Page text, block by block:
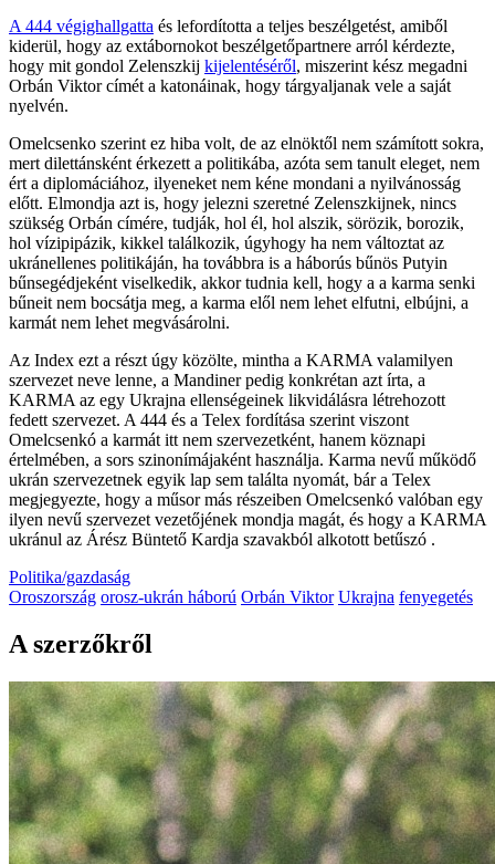
A 444 végighallgatta és lefordította a teljes beszélgetést, amiből
kiderül, hogy az extábornokot beszélgetőpartnere arról kérdezte,
hogy mit gondol Zelenszkij kijelentéséről, miszerint kész megadni
Orbán Viktor címét a katonáinak, hogy tárgyaljanak vele a saját
nyelvén.
Omelcsenko szerint ez hiba volt, de az elnöktől nem számított sokra,
mert dilettánsként érkezett a politikába, azóta sem tanult eleget, nem
ért a diplomáciához, ilyeneket nem kéne mondani a nyilvánosság
előtt. Elmondja azt is, hogy jelezni szeretné Zelenszkijnek, nincs
szükség Orbán címére, tudják, hol él, hol alszik, sörözik, borozik,
hol vízipipázik, kikkel találkozik, úgyhogy ha nem változtat az
ukránellenes politikáján, ha továbbra is a háborús bűnös Putyin
bűnsegédjeként viselkedik, akkor tudnia kell, hogy a a karma senki
bűneit nem bocsátja meg, a karma elől nem lehet elfutni, elbújni, a
karmát nem lehet megvásárolni.
Az Index ezt a részt úgy közölte, mintha a KARMA valamilyen
szervezet neve lenne, a Mandiner pedig konkrétan azt írta, a
KARMA az egy Ukrajna ellenségeinek likvidálásra létrehozott
fedett szervezet. A 444 és a Telex fordítása szerint viszont
Omelcsenkó a karmát itt nem szervezetként, hanem köznapi
értelmében, a sors szinonímájaként használja. Karma nevű működő
ukrán szervezetnek egyik lap sem találta nyomát, bár a Telex
megjegyezte, hogy a műsor más részeiben Omelcsenkó valóban egy
ilyen nevű szervezet vezetőjének mondja magát, és hogy a KARMA
ukránul az Árész Büntető Kardja szavakból alkotott betűszó .
Politika/gazdaság
Oroszország orosz-ukrán háború Orbán Viktor Ukrajna fenyegetés
A szerzőkről